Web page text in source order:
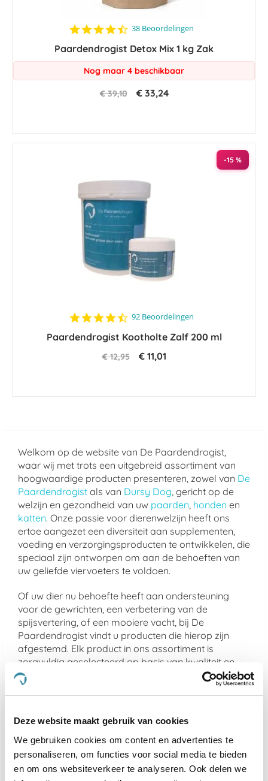
Deze website maakt gebruik van cookies
We gebruiken cookies om content en advertenties te
personaliseren, om functies voor social media te bieden
en om ons websiteverkeer te analyseren. Ook delen we
4.6
rating
38 Beoordelingen
Paardendrogist Detox Mix 1 kg Zak
Nog maar 4 beschikbaar
€ 39,10 € 33,24
-15 %
4.6
rating
92 Beoordelingen
Paardendrogist Kootholte Zalf 200 ml
€ 12,95 € 11,01
Welkom op de website van De Paardendrogist,
waar wij met trots een uitgebreid assortiment van
hoogwaardige producten presenteren, zowel van De
Paardendrogist als van Dursy Dog, gericht op de
welzijn en gezondheid van uw paarden, honden en
katten. Onze passie voor dierenwelzijn heeft ons
ertoe aangezet een diversiteit aan supplementen,
voeding en verzorgingsproducten te ontwikkelen, die
speciaal zijn ontworpen om aan de behoeften van
uw geliefde viervoeters te voldoen.
Of uw dier nu behoefte heeft aan ondersteuning
voor de gewrichten, een verbetering van de
spijsvertering, of een mooiere vacht, bij De
Paardendrogist vindt u producten die hierop zijn
afgestemd. Elk product in ons assortiment is
zorgvuldig geselecteerd op basis van kwaliteit en
effectiviteit, en is ontwikkeld om de gezondheid en
het geluk van uw huisdier te optimaliseren.
voor uw dier, en daarom zijn alle producten die we
aanbieden veilig, effectief en makkelijk in gebruik.
Van supplementen die de gemoedsrust bieden aan
nerveuze paardentot producten die de gezondheid